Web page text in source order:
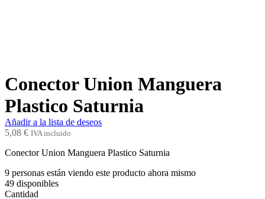
Conector Union Manguera
Plastico Saturnia
Añadir a la lista de deseos
5,08 € IVA incluido
Conector Union Manguera Plastico Saturnia
9 personas están viendo este producto ahora mismo
49 disponibles
Cantidad